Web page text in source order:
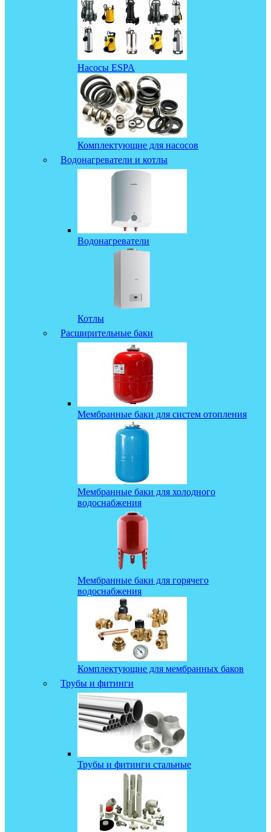
Насосы ESPA
Комплектующие для насосов
Водонагреватели и котлы
Водонагреватели
Котлы
Расширительные баки
Мембранные баки для систем отопления
Мембранные баки для холодного
водоснабжения
Мембранные баки для горячего
водоснабжения
Комплектующие для мембранных баков
Трубы и фитинги
Трубы и фитинги стальные